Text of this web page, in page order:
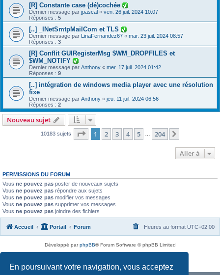
En poursuivant votre navigation, vous acceptez
[R] Constante case (dé)cochée
Dernier message par jpascal « ven. 26 juil. 2024 10:07
Réponses : 5
[..] _INetSmtpMailCom et TLS
Dernier message par LinaFernandez67 « mar. 23 juil. 2024 08:57
Réponses : 3
[R] Conflit GUIRegisterMsg $WM_DROPFILES et
$WM_NOTIFY
Dernier message par Anthony « mer. 17 juil. 2024 01:42
Réponses : 9
[..] intégration de windows media player avec une résolution
fixe
Dernier message par Anthony « jeu. 11 juil. 2024 06:56
Réponses : 2
Nouveau sujet
10183 sujets Page 1sur204
1 2 3 4 5 204
Aller à
PERMISSIONS DU FORUM
Vous ne pouvez pas poster de nouveaux sujets
Vous ne pouvez pas répondre aux sujets
Vous ne pouvez pas modifier vos messages
Vous ne pouvez pas supprimer vos messages
Vous ne pouvez pas joindre des fichiers
Accueil Portail Forum Heures au format UTC+02:00
Développé parphpBB® Forum Software © phpBB Limited
Traduit parphpBB-fr.com